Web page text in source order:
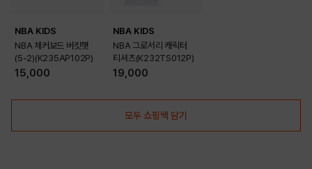
NBA KIDS
NBA 체커보드 버킷햇
(5-2)(K235AP102P)
15,000
NBA KIDS
NBA 그로서리 캐릭터
티셔츠(K232TS012P)
19,000
모두 쇼핑백 담기